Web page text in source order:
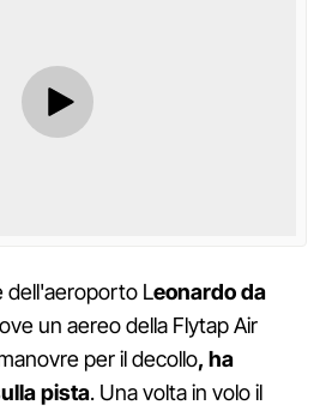
dell'aeroporto Leonardo da
un aereo della Flytap Air
per il decollo, ha
pista. Una volta in volo il